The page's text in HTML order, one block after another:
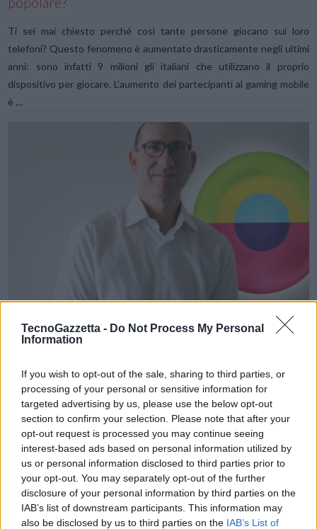
TecnoGazzetta - Do Not Process My Personal
Information
If you wish to opt-out of the sale, sharing to third parties, or
processing of your personal or sensitive information for
targeted advertising by us, please use the below opt-out
section to confirm your selection. Please note that after your
opt-out request is processed you may continue seeing
interest-based ads based on personal information utilized by
us or personal information disclosed to third parties prior to
your opt-out. You may separately opt-out of the further
disclosure of your personal information by third parties on the
IAB’s list of downstream participants. This information may
also be disclosed by us to third parties on the IAB’s List of
Ti sei mai chiesto perché così tante persone giocano sui loro
telefoni? Questo fenomeno è aumentato drasticamente negli ultimi
anni: sono infatti 9 milioni gli italiani che utilizzano il proprio
dispositivo per giocare. L’aumento dei partecipanti al gaming mobile
è …
Italiaonline e Restore per la rivoluzione digital
Italiaonline, la principale internet company italiana, e ReStore,
azienda leader nell’e-commerce per la GDO, annunciano il lancio della
innovativa offerta Retail Media, frutto di una partnership strategica.
Questa collaborazione è destinata a rivoluzionare il modo in cui le
aziende pianificano …